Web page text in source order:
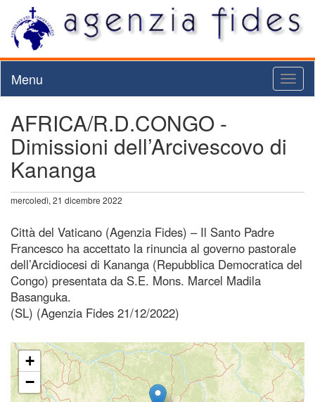
Menu
AFRICA/R.D.CONGO -
Dimissioni dell’Arcivescovo di
Kananga
mercoledì, 21 dicembre 2022
Città del Vaticano (Agenzia Fides) – Il Santo Padre
Francesco ha accettato la rinuncia al governo pastorale
dell’Arcidiocesi di Kananga (Repubblica Democratica del
Congo) presentata da S.E. Mons. Marcel Madila
Basanguka.
(SL) (Agenzia Fides 21/12/2022)
+
−